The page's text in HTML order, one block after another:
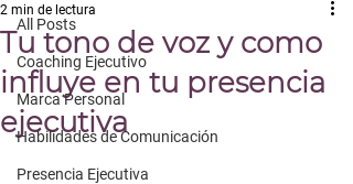
All Posts
Coaching Ejecutivo
Marca Personal
Habilidades de Comunicación
Presencia Ejecutiva
Tu tono de voz y como
influye en tu presencia
ejecutiva
2 min de lectura